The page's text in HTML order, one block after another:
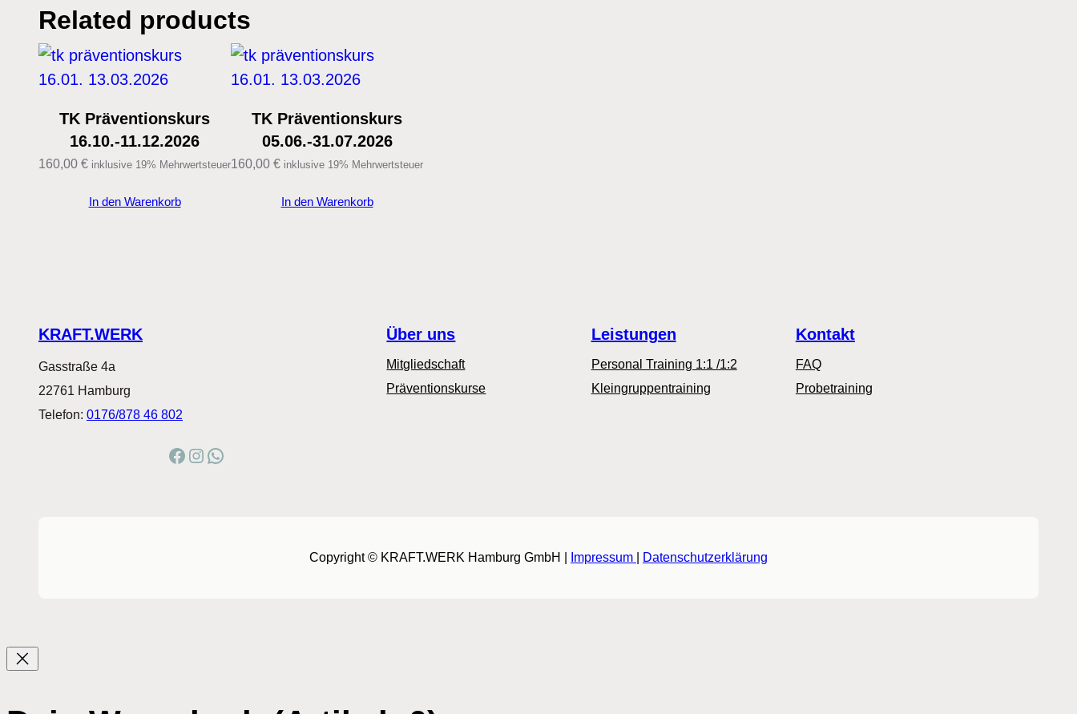
Related products
TK Präventionskurs
16.10.-11.12.2026
160,00 € inklusive 19% Mehrwertsteuer
In den Warenkorb
TK Präventionskurs
05.06.-31.07.2026
160,00 € inklusive 19% Mehrwertsteuer
In den Warenkorb
KRAFT.WERK
Gasstraße 4a
22761 Hamburg
Telefon: 0176/878 46 802
Facebook Instagram WhatsApp
Über uns
Mitgliedschaft
Präventionskurse
Leistungen
Personal Training 1:1 /1:2
Kleingruppentraining
Kontakt
FAQ
Probetraining
Copyright © KRAFT.WERK Hamburg GmbH | Impressum Datenschutzerklärung